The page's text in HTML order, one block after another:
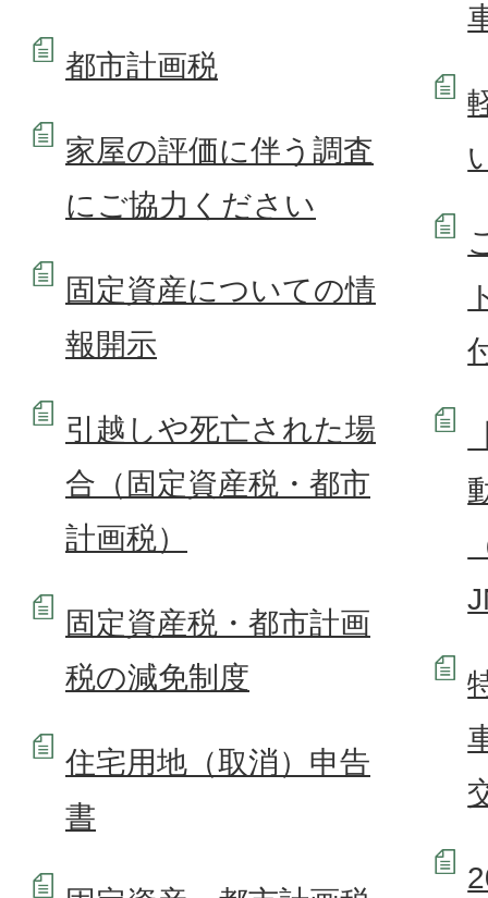
都市計画税
家屋の評価に伴う調査
にご協力ください
固定資産についての情
報開示
引越しや死亡された場
合（固定資産税・都市
計画税）
固定資産税・都市計画
税の減免制度
住宅用地（取消）申告
書